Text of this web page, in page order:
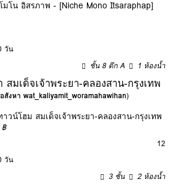
โน อิสรภาพ - [Niche Mono Itsaraphap]
วัน
ชั้น 8 ตึก A 1 ห้องน้ำ
มเด็จเจ้าพระยา-คลองสาน-กรุงเทพ
สังหา wat_kaliyamit_woramahawihan)
วน์โฮม สมเด็จเจ้าพระยา-คลองสาน-กรุงเทพ
฿
12
วัน
3 ชั้น 2 ห้องน้ำ